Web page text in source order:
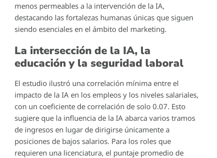
menos permeables a la intervención de la IA,
destacando las fortalezas humanas únicas que siguen
siendo esenciales en el ámbito del marketing.
La intersección de la IA, la
educación y la seguridad laboral
El estudio ilustró una correlación mínima entre el
impacto de la IA en los empleos y los niveles salariales,
con un coeficiente de correlación de solo 0.07. Esto
sugiere que la influencia de la IA abarca varios tramos
de ingresos en lugar de dirigirse únicamente a
posiciones de bajos salarios. Para los roles que
requieren una licenciatura, el puntaje promedio de